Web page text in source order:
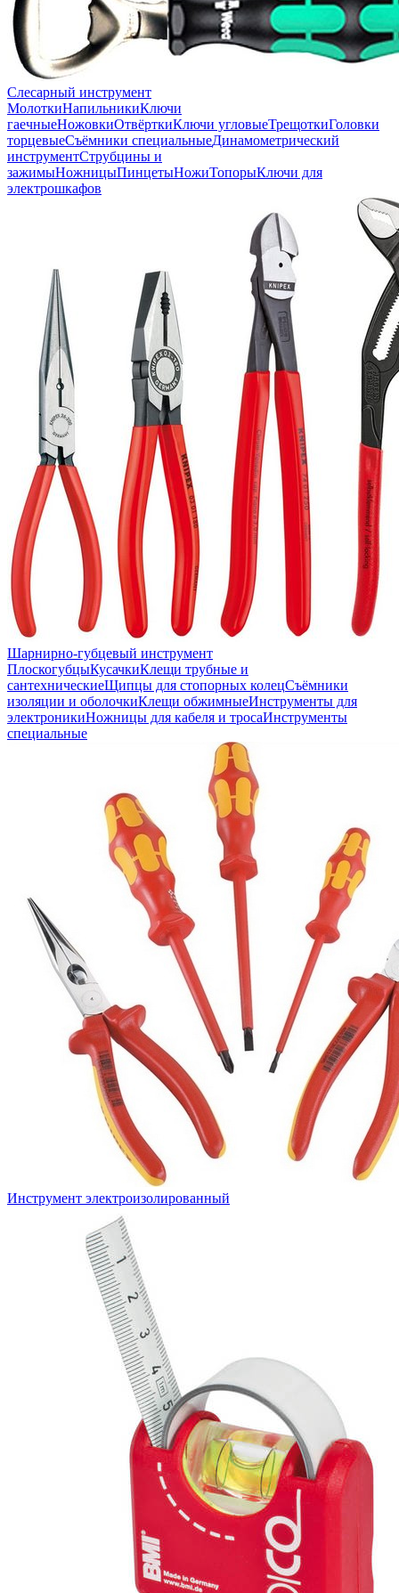
Слесарный инструмент
МолоткиНапильникиКлючи
гаечныеНожовкиОтвёрткиКлючи угловыеТрещоткиГоловки
торцевыеСъёмники специальныеДинамометрический
инструментСтрубцины и
зажимыНожницыПинцетыНожиТопорыКлючи для
электрошкафов
Шарнирно-губцевый инструмент
ПлоскогубцыКусачкиКлещи трубные и
сантехническиеЩипцы для стопорных колецСъёмники
изоляции и оболочкиКлещи обжимныеИнструменты для
электроникиНожницы для кабеля и тросаИнструменты
специальные
Инструмент электроизолированный